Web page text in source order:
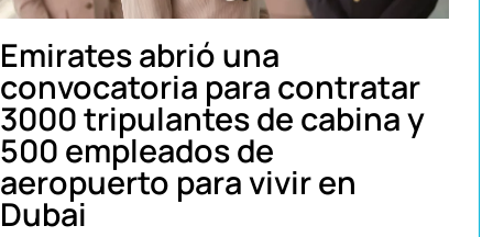
Emirates abrió una
convocatoria para contratar
3000 tripulantes de cabina y
500 empleados de
aeropuerto para vivir en
Dubai